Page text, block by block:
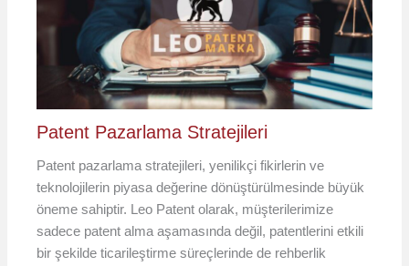
Patent Pazarlama Stratejileri
Patent pazarlama stratejileri, yenilikçi fikirlerin ve
teknolojilerin piyasa değerine dönüştürülmesinde büyük
öneme sahiptir. Leo Patent olarak, müşterilerimize
sadece patent alma aşamasında değil, patentlerini etkili
bir şekilde ticarileştirme süreçlerinde de rehberlik